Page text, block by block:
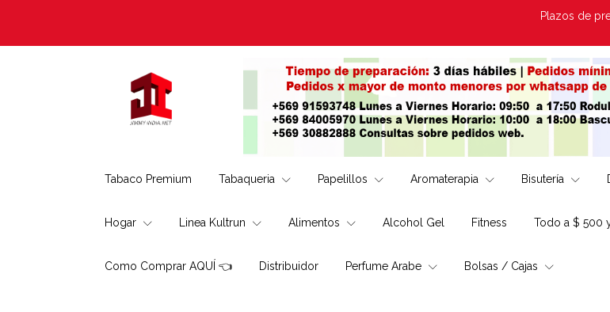
Plazos de
Tabaco Premium Tabaqueria Papelillos Aromaterapia Bisutería
Hogar Linea Kultrun Alimentos Alcohol Gel Fitness Todo a $ 500
Como Comprar AQUÍ 👈 Distribuidor Perfume Arabe Bolsas / Cajas